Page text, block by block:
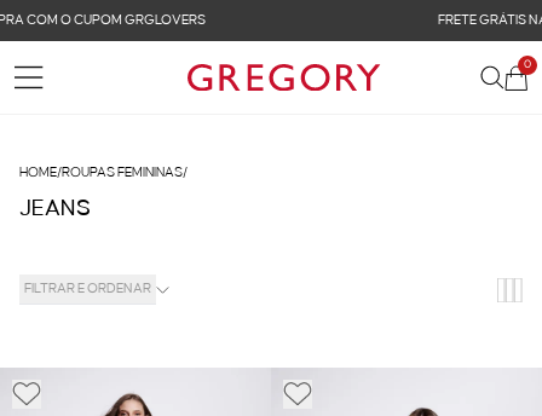
FRETE GRÁTIS NAS COMPRAS ACIMA DE R$ 899
0
HOME/ROUPAS FEMININAS/
JEANS
FILTRAR E ORDENAR